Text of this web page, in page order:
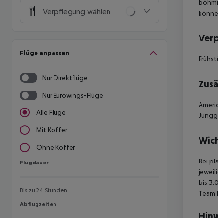
Verpflegung wählen
Flüge anpassen
Nur Direktflüge
Nur Eurowings-Flüge
Alle Flüge
Mit Koffer
Ohne Koffer
Flugdauer
Flugdauer
Bis zu 24 Stunden
Abflugzeiten
Abflugzeiten
Bei
bis
Team